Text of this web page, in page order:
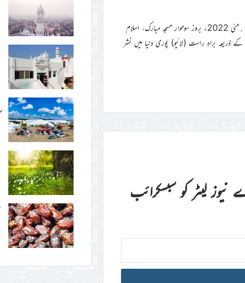
احبابِ جماعت کو مطلع کیا جاتا ہے کہ امیر المومنین حضرت خلیفۃ المسیح الخامس ایّدہ اللہ تعالیٰ بنصرہ العزیز مورخہ 02؍مئی 2022ء بروز سوموار مسجد مبارک، اسلام
ذریعہ براہِ راست (لائیو) پوری دنیا میں نشر
لیٹر کو سبسکرائب